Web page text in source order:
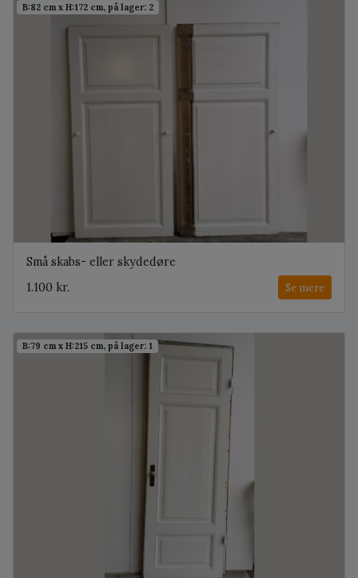
B:82 cm x H:172 cm, på lager: 2
Små skabs- eller skydedøre
1.100 kr.
Se mere
B:79 cm x H:215 cm, på lager: 1